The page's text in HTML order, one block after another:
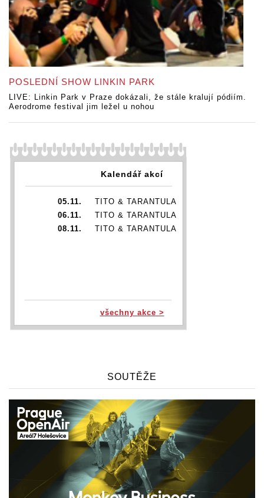
POSLEDNÍ SHOW LINKIN PARK
LIVE: Linkin Park v Praze dokázali, že stále kralují pódiím.
Aerodrome festival jim ležel u nohou
Kalendář akcí
05.11.
TITO & TARANTULA
06.11.
TITO & TARANTULA
08.11.
TITO & TARANTULA
všechny akce >
SOUTĚŽE